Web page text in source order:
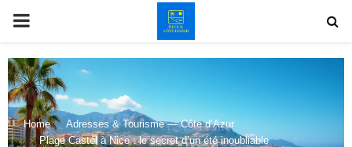
PRIMARY
MENU
Home
Adresses & Tourisme — Côte d’Azur
Plage Castel à Nice : le secret d’un été inoubliable